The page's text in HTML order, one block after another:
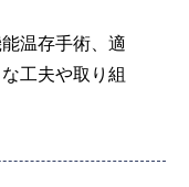
温存手術、適
工夫や取り組